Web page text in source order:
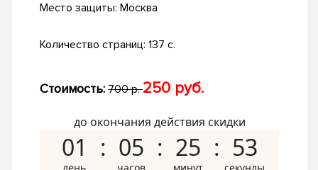
Место защиты: Москва
Количество страниц: 137 с.
Стоимость: 700 р.250 руб.
до окончания действия скидки
01 05 25 52